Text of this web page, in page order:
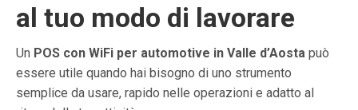
al tuo modo di lavorare
Un POS con WiFi per automotive in Valle d’Aosta può
essere utile quando hai bisogno di uno strumento
semplice da usare, rapido nelle operazioni e adatto al